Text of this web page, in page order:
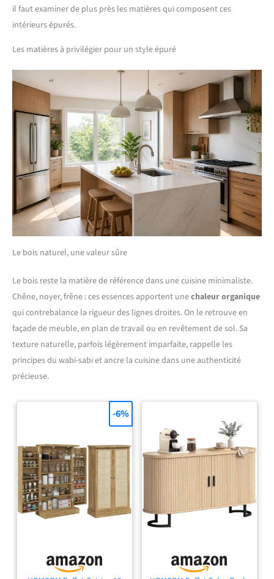
il faut examiner de plus près les matières qui composent ces
intérieurs épurés.
Les matières à privilégier pour un style épuré
Le bois naturel, une valeur sûre
Le bois reste la matière de référence dans une cuisine minimaliste.
Chêne, noyer, frêne : ces essences apportent unechaleur organique
qui contrebalance la rigueur des lignes droites. On le retrouve en
façade de meuble, en plan de travail ou en revêtement de sol. Sa
texture naturelle, parfois légèrement imparfaite, rappelle les
principes du wabi-sabi et ancre la cuisine dans une authenticité
précieuse.
-6%